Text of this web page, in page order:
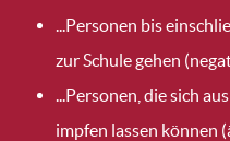
...Personen bis
zur Schule gehen
...Personen, die sich
impfen lassen können